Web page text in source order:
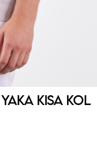
Kısa Kol